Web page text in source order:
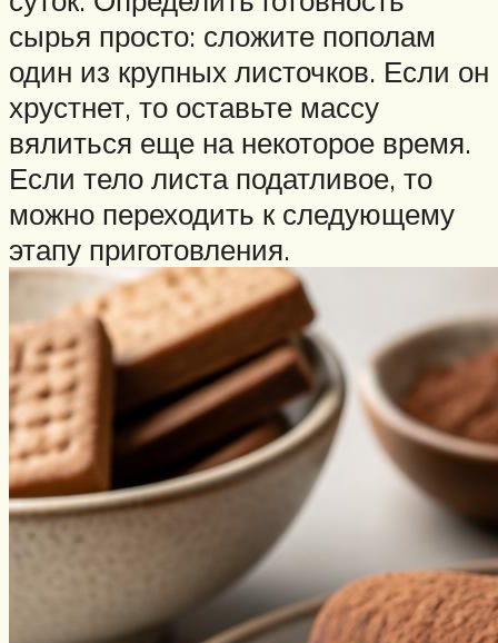
сырья просто: сложите пополам
один из крупных листочков. Если он
хрустнет, то оставьте массу
вялиться еще на некоторое время.
Если тело листа податливое, то
можно переходить к следующему
этапу приготовления.